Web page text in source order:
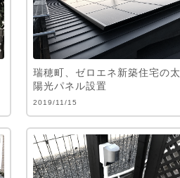
瑞穂町、ゼロエネ新築住宅の太
陽光パネル設置
2019/11/15